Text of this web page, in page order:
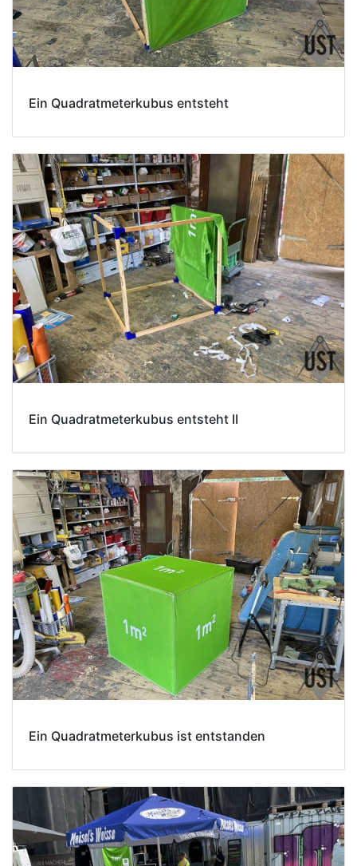
Ein Quadratmeterkubus entsteht
Ein Quadratmeterkubus entsteht II
Ein Quadratmeterkubus ist entstanden